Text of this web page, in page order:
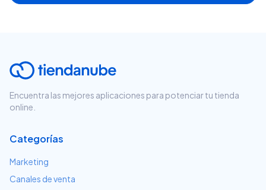
Encuentra las mejores aplicaciones para potenciar tu tienda
online.
Categorías
Marketing
Canales de venta